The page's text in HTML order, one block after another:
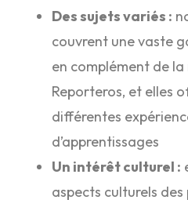
Des sujets variés :
couvrent une vaste
en complément de
Reporteros, et elles
différentes
d’apprentissages
Un intérêt culturel :
aspects culturels des